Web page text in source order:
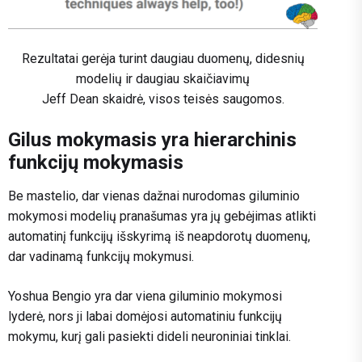
Rezultatai gerėja turint daugiau duomenų, didesnių
modelių ir daugiau skaičiavimų
Jeff Dean skaidrė, visos teisės saugomos.
Gilus mokymasis yra hierarchinis
funkcijų mokymasis
Be mastelio, dar vienas dažnai nurodomas giluminio
mokymosi modelių pranašumas yra jų gebėjimas atlikti
automatinį funkcijų išskyrimą iš neapdorotų duomenų,
dar vadinamą funkcijų mokymusi.
Yoshua Bengio yra dar viena giluminio mokymosi
lyderė, nors ji labai domėjosi automatiniu funkcijų
mokymu, kurį gali pasiekti dideli neuroniniai tinklai.